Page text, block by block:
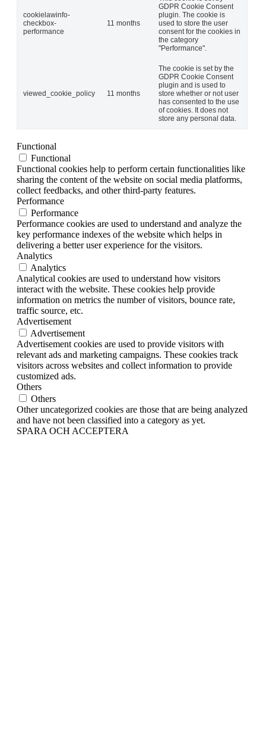
cookielawinfo-
checkbox-
performance
11 months
GDPR Cookie Consent
plugin. The cookie is
used to store the user
consent for the cookies in
the category
"Performance".
viewed_cookie_policy 11 months
The cookie is set by the
GDPR Cookie Consent
plugin and is used to
store whether or not user
has consented to the use
of cookies. It does not
store any personal data.
Functional
Functional
Functional cookies help to perform certain functionalities like
sharing the content of the website on social media platforms,
collect feedbacks, and other third-party features.
Performance
Performance
Performance cookies are used to understand and analyze the
key performance indexes of the website which helps in
delivering a better user experience for the visitors.
Analytics
Analytics
Analytical cookies are used to understand how visitors
interact with the website. These cookies help provide
information on metrics the number of visitors, bounce rate,
traffic source, etc.
Advertisement
Advertisement
Advertisement cookies are used to provide visitors with
relevant ads and marketing campaigns. These cookies track
visitors across websites and collect information to provide
customized ads.
Others
Others
Other uncategorized cookies are those that are being analyzed
and have not been classified into a category as yet.
SPARA OCH ACCEPTERA